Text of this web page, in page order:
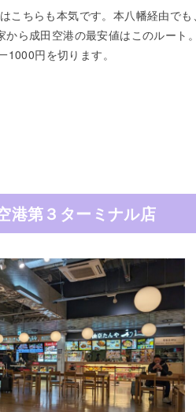
こちらも本気です。本八幡経由でも
から成田空港の最安値はこのルート
1000円を切ります。
港第３ターミナル店